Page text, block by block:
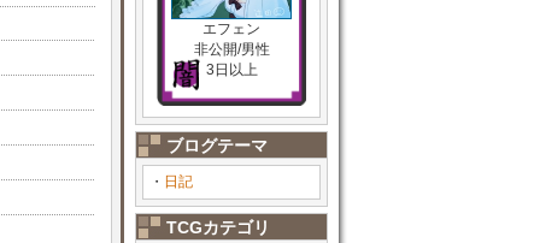
エフェン
非公開/男性
3日以上
ブログテーマ
・ 日記
TCGカテゴリ